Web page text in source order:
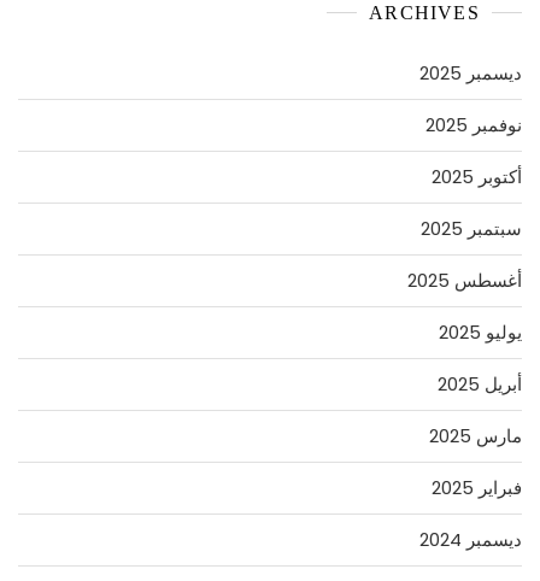
ARCHIVES
ديسمبر 2025
نوفمبر 2025
أكتوبر 2025
سبتمبر 2025
أغسطس 2025
يوليو 2025
أبريل 2025
مارس 2025
فبراير 2025
ديسمبر 2024